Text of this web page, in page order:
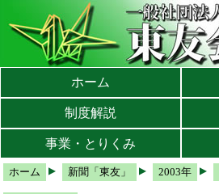
メインメニューへ
サブメニューへ
現在地ナビ（パンくずリスト）へ
ホーム
制度解説
事業・とりくみ
ホーム 新聞「東友」 2003年